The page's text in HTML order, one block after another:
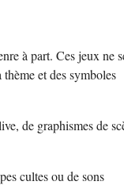
à part. Ces jeux ne
et des symboles
de graphismes de
cultes ou de sons